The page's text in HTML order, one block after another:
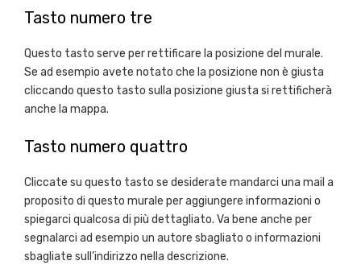
Tasto numero tre
Questo tasto serve per rettificare la posizione del murale.
Se ad esempio avete notato che la posizione non è giusta
cliccando questo tasto sulla posizione giusta si rettificherà
anche la mappa.
Tasto numero quattro
Cliccate su questo tasto se desiderate mandarci una mail a
proposito di questo murale per aggiungere informazioni o
spiegarci qualcosa di più dettagliato. Va bene anche per
segnalarci ad esempio un autore sbagliato o informazioni
sbagliate sull’indirizzo nella descrizione.